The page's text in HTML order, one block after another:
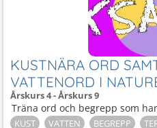
KUSTNÄRA ORD
VATTENORD I
Årskurs 4 - Årskurs 9
Träna ord och begrepp som
KUST VATTEN BEGREPP